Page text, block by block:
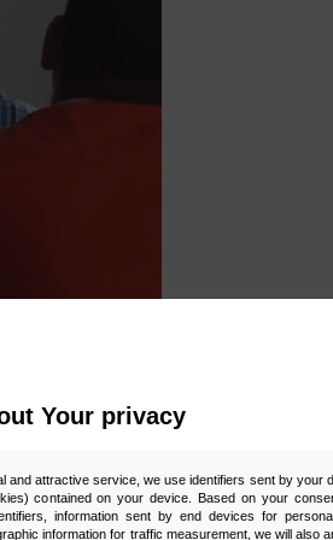
Your privacy
and attractive service, we use identifiers sent by your
contained on your device. Based on your
information sent by end devices for
information for traffic measurement, we will also